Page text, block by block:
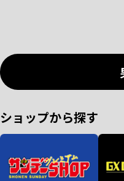
ショップから探す